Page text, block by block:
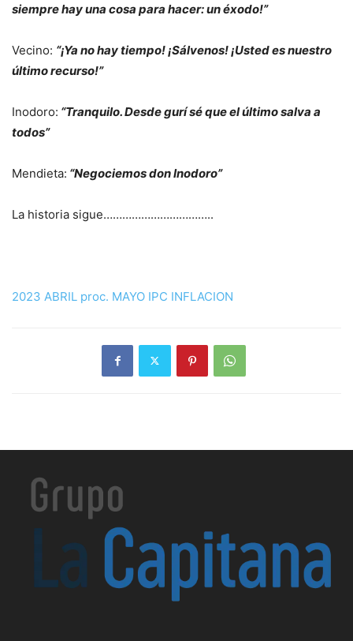
siempre hay una cosa para hacer: un éxodo!”
Vecino: “¡Ya no hay tiempo! ¡Sálvenos! ¡Usted es nuestro
último recurso!”
Inodoro: “Tranquilo. Desde gurí sé que el último salva a
todos”
Mendieta: “Negociemos don Inodoro”
La historia sigue……………………………..
2023 ABRIL proc. MAYO IPC INFLACION